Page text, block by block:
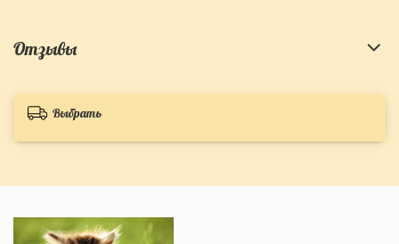
Отзывы
Выбрать